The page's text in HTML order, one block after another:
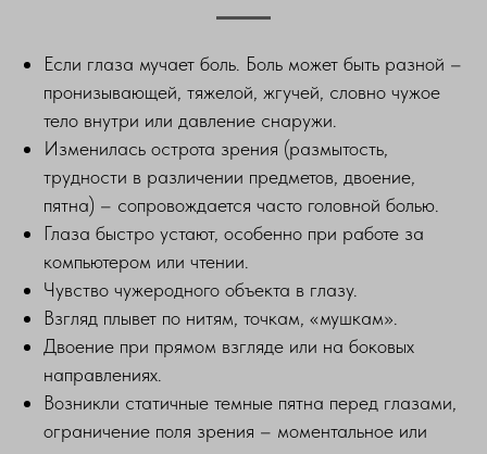
Если глаза мучает боль. Боль может быть разной –
пронизывающей, тяжелой, жгучей, словно чужое
тело внутри или давление снаружи.
Изменилась острота зрения (размытость,
трудности в различении предметов, двоение,
пятна) – сопровождается часто головной болью.
Глаза быстро устают, особенно при работе за
компьютером или чтении.
Чувство чужеродного объекта в глазу.
Взгляд плывет по нитям, точкам, «мушкам».
Двоение при прямом взгляде или на боковых
направлениях.
Возникли статичные темные пятна перед глазами,
ограничение поля зрения – моментальное или